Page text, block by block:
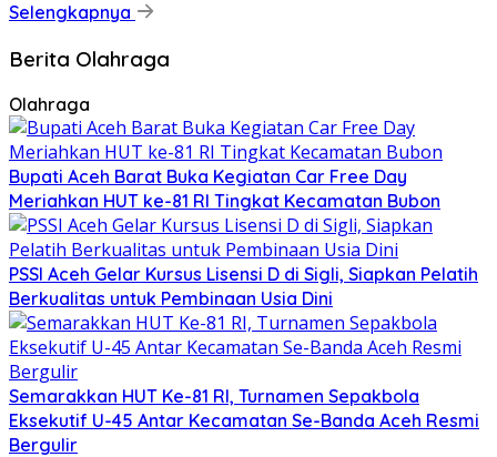
Selengkapnya
Berita Olahraga
Olahraga
Bupati Aceh Barat Buka Kegiatan Car Free Day
Meriahkan HUT ke-81 RI Tingkat Kecamatan Bubon
PSSI Aceh Gelar Kursus Lisensi D di Sigli, Siapkan Pelatih
Berkualitas untuk Pembinaan Usia Dini
Semarakkan HUT Ke-81 RI, Turnamen Sepakbola
Eksekutif U-45 Antar Kecamatan Se-Banda Aceh Resmi
Bergulir